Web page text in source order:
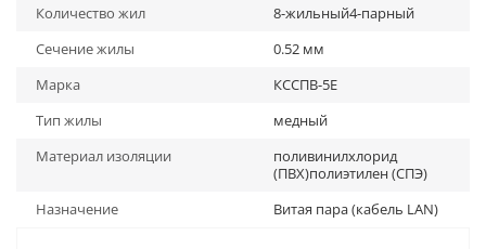
Количество жил
8-жильный4-парный
Сечение жилы
0.52 мм
Марка
КССПВ-5Е
Тип жилы
медный
Материал изоляции
поливинилхлорид
(ПВХ)полиэтилен (СПЭ)
Назначение
Витая пара (кабель LAN)